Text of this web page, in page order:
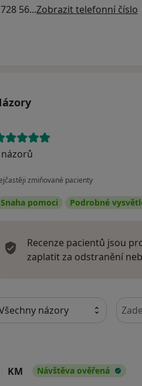
728 56...Zobrazit telefonní číslo
názorů
zmiňované pacienty
Snaha pomoci Podrobné
Recenze pacientů jsou
zaplatit za odstranění
KM Návštěva ověřená